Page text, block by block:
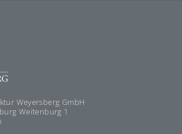
Weyersberg GmbH
Weitenburg 1